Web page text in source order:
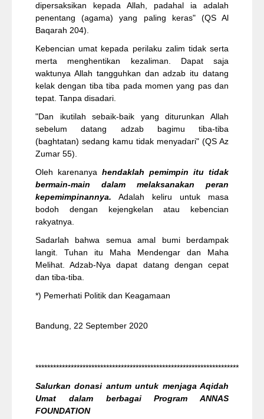
dipersaksikan kepada Allah, padahal ia adalah
penentang (agama) yang paling keras" (QS Al
Baqarah 204).
Kebencian umat kepada perilaku zalim tidak serta
merta menghentikan kezaliman. Dapat saja
waktunya Allah tangguhkan dan adzab itu datang
kelak dengan tiba tiba pada momen yang pas dan
tepat. Tanpa disadari.
"Dan ikutilah sebaik-baik yang diturunkan Allah
sebelum datang adzab bagimu tiba-tiba
(baghtatan) sedang kamu tidak menyadari" (QS Az
Zumar 55).
Oleh karenanya hendaklah pemimpin itu tidak
bermain-main dalam melaksanakan peran
kepemimpinannya. Adalah keliru untuk masa
bodoh dengan kejengkelan atau kebencian
rakyatnya.
Sadarlah bahwa semua amal bumi berdampak
langit. Tuhan itu Maha Mendengar dan Maha
Melihat. Adzab-Nya dapat datang dengan cepat
dan tiba-tiba.
*) Pemerhati Politik dan Keagamaan
Bandung, 22 September 2020
*********************************************************************
Salurkan donasi antum untuk menjaga Aqidah
Umat dalam berbagai Program ANNAS
FOUNDATION